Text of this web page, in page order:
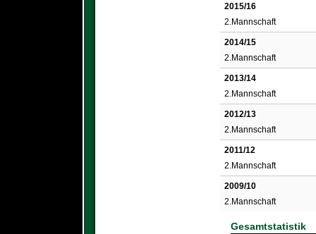
2015/16
2.Mannschaft
2014/15
2.Mannschaft
2013/14
2.Mannschaft
2012/13
2.Mannschaft
2011/12
2.Mannschaft
2009/10
2.Mannschaft
Gesamtstatistik